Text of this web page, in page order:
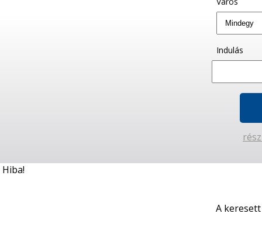
Indulás
Hiba!
A